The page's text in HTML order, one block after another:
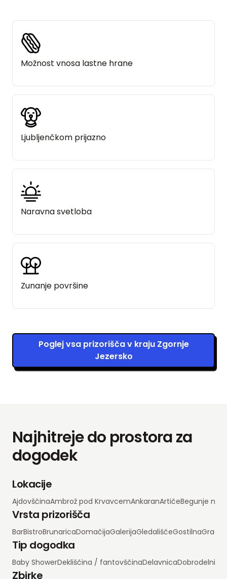
Možnost vnosa lastne hrane
Ljubljenčkom prijazno
Naravna svetloba
Zunanje površine
Poglej vsa prizorišča v kraju Zgornje
Jezersko
Najhitreje do prostora za
dogodek
Lokacije
AjdovščinaAmbrož pod KrvavcemAnkaranArtičeBegunje na
Vrsta prizorišča
BarBistroBrunaricaDomačijaGalerijaGledališčeGostilnaGrad
Tip dogodka
Baby ShowerDekliščina / fantovščinaDelavnicaDobrodelni
Zbirke